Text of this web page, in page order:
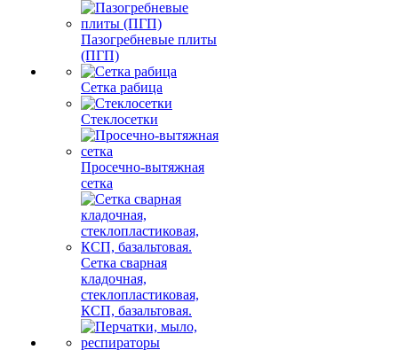
Пазогребневые плиты
(ПГП)
Сетка рабица
Стеклосетки
Просечно-вытяжная
сетка
Сетка сварная
кладочная,
стеклопластиковая,
КСП, базальтовая.